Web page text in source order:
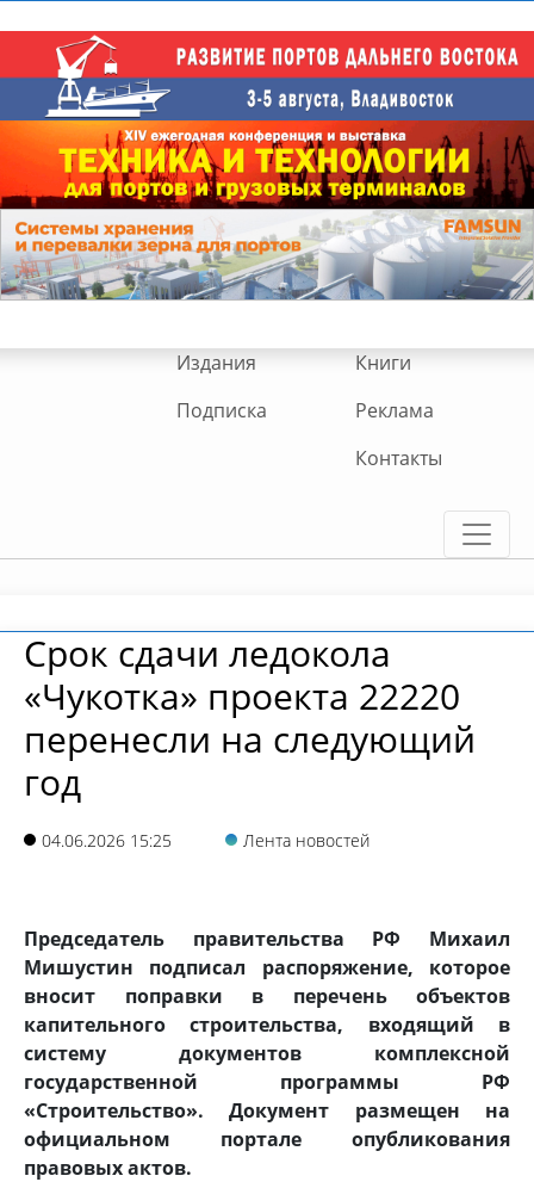
Издания
Книги
Подписка
Реклама
Контакты
Срок сдачи ледокола
«Чукотка» проекта 22220
перенесли на следующий
год
04.06.2026 15:25 Лента новостей
Председатель правительства РФ Михаил
Мишустин подписал распоряжение, которое
вносит поправки в перечень объектов
капительного строительства, входящий в
систему документов комплексной
государственной программы РФ
«Строительство». Документ размещен на
официальном портале опубликования
правовых актов.